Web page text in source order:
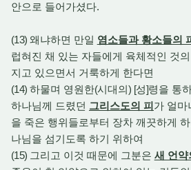
안으로 들어가셨다.
(13) 왜냐하면 만일 염소들과 황소들의
럽혀진 채 있는 자들에게 육체적인 것
지고 있으면서 거룩하게 한다면
(14) 하물며 영원한(시대의) [성]령을 통
하나님께 드렸던 그리스도의 피가 얼마
을 죽은 행위들로부터 장차 깨끗하게
나님을 섬기도록 하기 위하여
(15) 그리고 이것 때문에 그분은 새 언약